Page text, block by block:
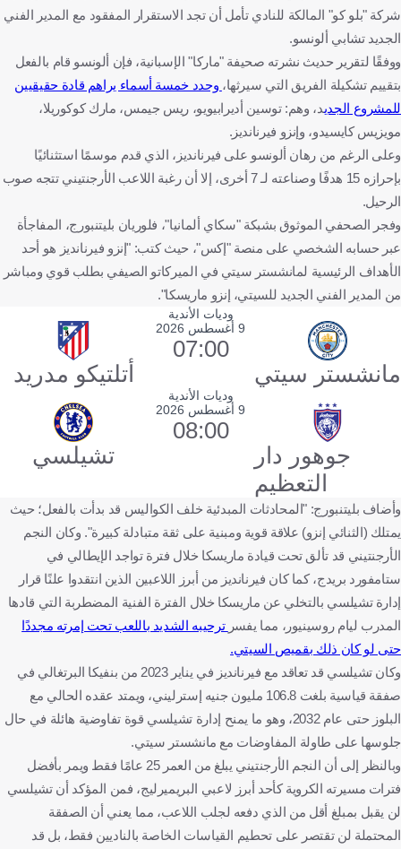
شركة "بلو كو" المالكة للنادي تأمل أن تجد الاستقرار المفقود مع المدير الفني
الجديد تشابي ألونسو.
ووفقًا لتقرير حديث نشرته صحيفة "ماركا" الإسبانية، فإن ألونسو قام بالفعل
بتقييم تشكيلة الفريق التي سيرثها، وحدد خمسة أسماء يراهم قادة حقيقيين
للمشروع الجديد، وهم: توسين أديرابيويو، ريس جيمس، مارك كوكوريلا،
مويزيس كايسيدو، وإنزو فيرنانديز.
وعلى الرغم من رهان ألونسو على فيرنانديز، الذي قدم موسمًا استثنائيًا
بإحرازه 15 هدفًا وصناعته لـ 7 أخرى، إلا أن رغبة اللاعب الأرجنتيني تتجه صوب
الرحيل.
وفجر الصحفي الموثوق بشبكة "سكاي ألمانيا"، فلوريان بليتنبورج، المفاجأة
عبر حسابه الشخصي على منصة "إكس"، حيث كتب: "إنزو فيرنانديز هو أحد
الأهداف الرئيسية لمانشستر سيتي في الميركاتو الصيفي بطلب قوي ومباشر
من المدير الفني الجديد للسيتي، إنزو ماريسكا".
وديات الأندية
مانشستر سيتي
9 أغسطس 2026
07:00
أتلتيكو مدريد
وديات الأندية
جوهور دار
التعظيم
9 أغسطس 2026
08:00
تشيلسي
وأضاف بليتنبورج: "المحادثات المبدئية خلف الكواليس قد بدأت بالفعل؛ حيث
يمتلك (الثنائي إنزو) علاقة قوية ومبنية على ثقة متبادلة كبيرة". وكان النجم
الأرجنتيني قد تألق تحت قيادة ماريسكا خلال فترة تواجد الإيطالي في
ستامفورد بريدج، كما كان فيرنانديز من أبرز اللاعبين الذين انتقدوا علنًا قرار
إدارة تشيلسي بالتخلي عن ماريسكا خلال الفترة الفنية المضطربة التي قادها
المدرب ليام روسينيور، مما يفسر ترحيبه الشديد باللعب تحت إمرته مجددًا
حتى لو كان ذلك بقميص السيتي.
وكان تشيلسي قد تعاقد مع فيرنانديز في يناير 2023 من بنفيكا البرتغالي في
صفقة قياسية بلغت 106.8 مليون جنيه إسترليني، ويمتد عقده الحالي مع
البلوز حتى عام 2032، وهو ما يمنح إدارة تشيلسي قوة تفاوضية هائلة في حال
جلوسها على طاولة المفاوضات مع مانشستر سيتي.
وبالنظر إلى أن النجم الأرجنتيني يبلغ من العمر 25 عامًا فقط ويمر بأفضل
فترات مسيرته الكروية كأحد أبرز لاعبي البريميرليج، فمن المؤكد أن تشيلسي
لن يقبل بمبلغ أقل من الذي دفعه لجلب اللاعب، مما يعني أن الصفقة
المحتملة لن تقتصر على تحطيم القياسات الخاصة بالناديين فقط، بل قد